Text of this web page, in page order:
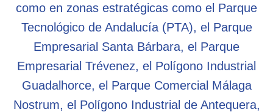
como en zonas estratégicas como el Parque
Tecnológico de Andalucía (PTA), el Parque
Empresarial Santa Bárbara, el Parque
Empresarial Trévenez, el Polígono Industrial
Guadalhorce, el Parque Comercial Málaga
Nostrum, el Polígono Industrial de Antequera,